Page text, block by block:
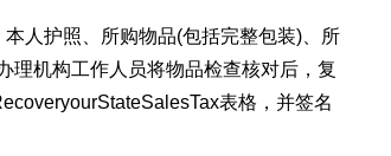
人护照、所购物品(包括完整包装)、所
理机构工作人员将物品检查核对后，复
表格，并签名